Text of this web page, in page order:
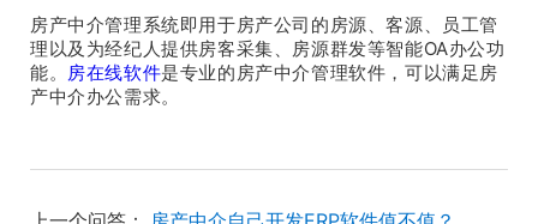
房产中介管理系统即用于房产公司的房源、客源、员工管
理以及为经纪人提供房客采集、房源群发等智能OA办公功
能。 房在线软件是专业的房产中介管理软件，可以满足房
产中介办公需求。